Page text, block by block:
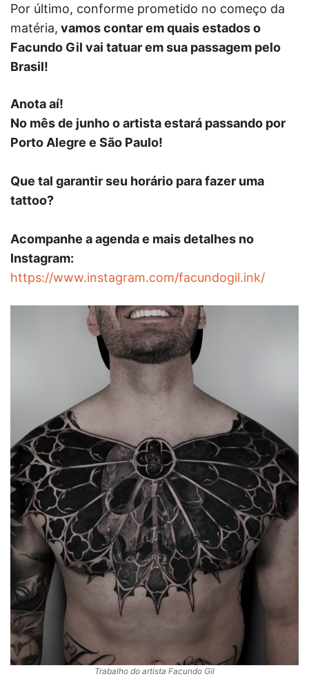
Por último, conforme prometido no começo da
matéria, vamos contar em quais estados o
Facundo Gil vai tatuar em sua passagem pelo
Brasil!
Anota aí!
No mês de junho o artista estará passando por
Porto Alegre e São Paulo!
Que tal garantir seu horário para fazer uma
tattoo?
Acompanhe a agenda e mais detalhes no
Instagram:
https://www.instagram.com/facundogil.ink/
Trabalho do artista Facundo Gil